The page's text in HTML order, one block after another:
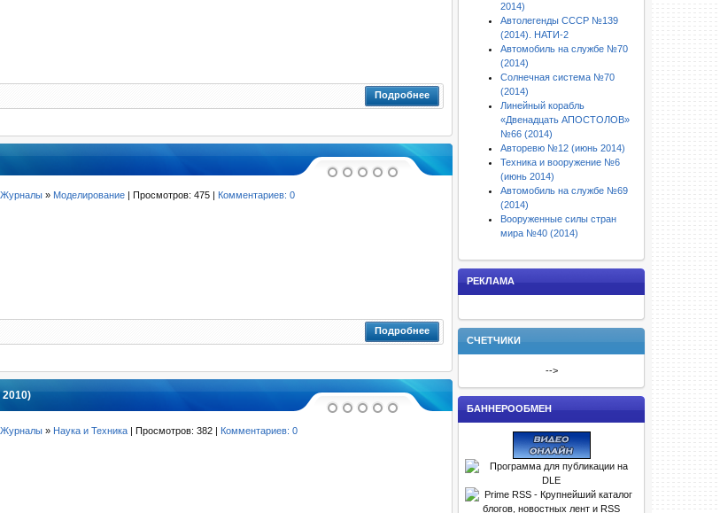
Подробнее
Журналы » Моделирование | Просмотров: 475 | Комментариев: 0
Подробнее
Журналы » Наука и Техника | Просмотров: 382 | Комментариев: 0
2014)
Автолегенды СССР №139
(2014). НАТИ-2
Автомобиль на службе №70
(2014)
Солнечная система №70
(2014)
Линейный корабль
«Двенадцать АПОСТОЛОВ»
№66 (2014)
Авторевю №12 (июнь 2014)
Техника и вооружение №6
(июнь 2014)
Автомобиль на службе №69
(2014)
Вооруженные силы стран
мира №40 (2014)
РЕКЛАМА
СЧЕТЧИКИ
-->
БАННЕРООБМЕН